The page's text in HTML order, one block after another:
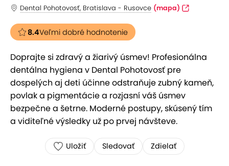
Dental Pohotovosť, Bratislava - Rusovce (mapa)
8.4Veľmi dobré hodnotenie
Doprajte si zdravý a žiarivý úsmev! Profesionálna
dentálna hygiena v Dental Pohotovosť pre
dospelých aj deti účinne odstraňuje zubný kameň,
povlak a pigmentácie a rozjasní váš úsmev
bezpečne a šetrne. Moderné postupy, skúsený tím
a viditeľné výsledky už po prvej návšteve.
Uložiť Sledovať Zdielať